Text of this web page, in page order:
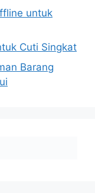
untuk
Cuti Singkat
Barang